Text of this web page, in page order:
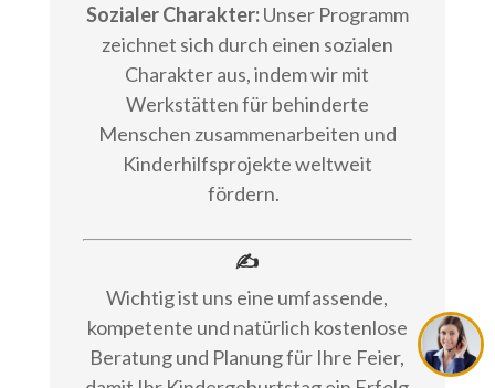
Sozialer Charakter:Unser Programm
zeichnet sich durch einen sozialen
Charakter aus, indem wir mit
Werkstätten für behinderte
Menschen zusammenarbeiten und
Kinderhilfsprojekte weltweit
fördern.
✍
Wichtig ist uns eine umfassende,
kompetente und natürlich kostenlose
Beratung und Planung für Ihre Feier,